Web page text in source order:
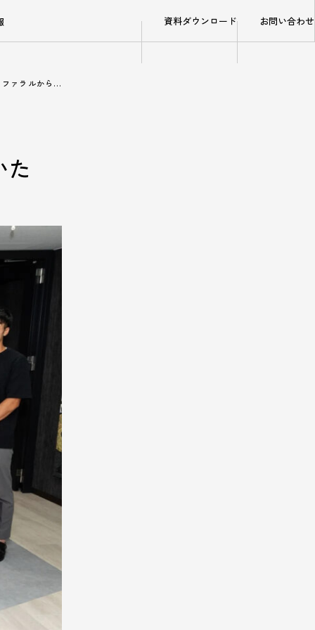
資料ダウンロード お問い合わせ
ファラルから…
た